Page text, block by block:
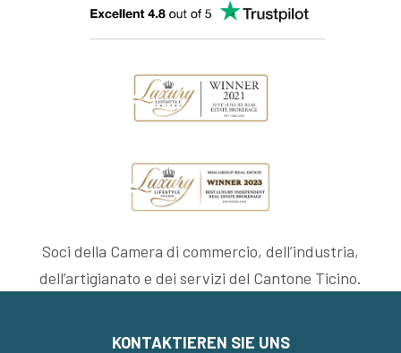
Soci della Camera di commercio, dell’industria,
dell’artigianato e dei servizi del Cantone Ticino.
KONTAKTIEREN SIE UNS